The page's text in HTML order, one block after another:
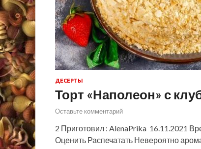
ДЕСЕРТЫ
Торт «Наполеон» с
Оставьте комментарий
2 Приготовил : AlenaPrika 16.11.2021
Оценить Распечатать Невероятно